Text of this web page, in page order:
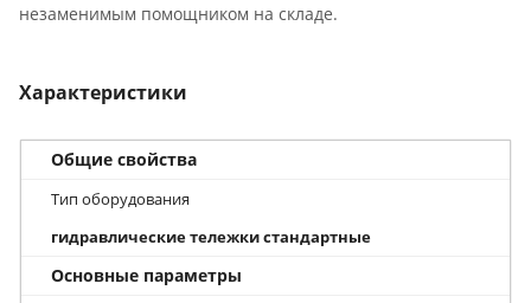
незаменимым помощником на складе.
Характеристики
Общие свойства
Тип оборудования
гидравлические тележки стандартные
Основные параметры